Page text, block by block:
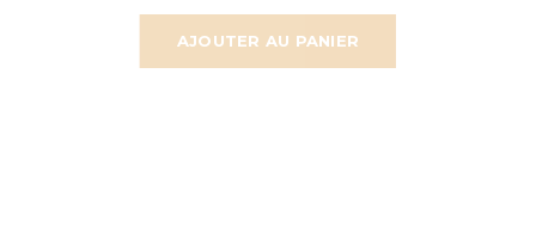
AJOUTER AU PANIER